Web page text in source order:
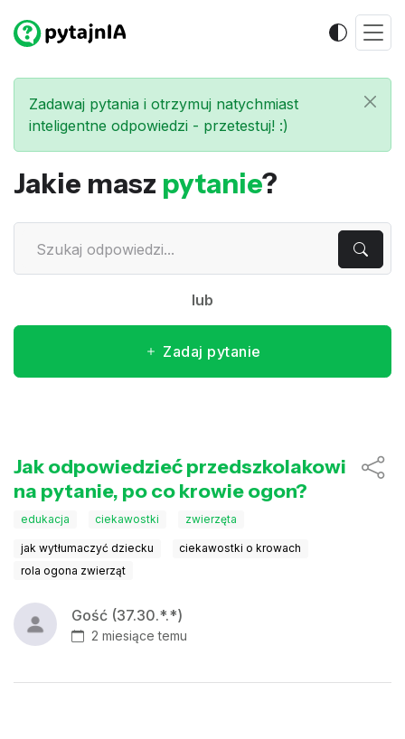
Zadawaj pytania i otrzymuj natychmiast
inteligentne odpowiedzi - przetestuj! :)
Jakie masz pytanie?
lub
Zadaj pytanie
Jak odpowiedzieć przedszkolakowi
na pytanie, po co krowie ogon?
edukacja ciekawostki zwierzęta
jak wytłumaczyć dziecku
ciekawostki o krowach
rola ogona zwierząt
Gość (37.30.*.*)
2 miesiące temu